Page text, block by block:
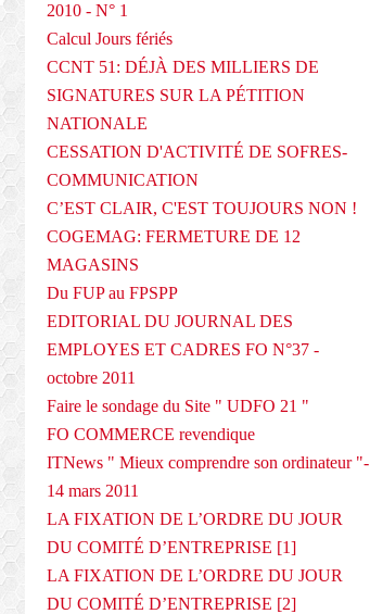
2010 - N° 1
Calcul Jours fériés
CCNT 51: DÉJÀ DES MILLIERS DE
SIGNATURES SUR LA PÉTITION
NATIONALE
CESSATION D'ACTIVITÉ DE SOFRES-
COMMUNICATION
C’EST CLAIR, C'EST TOUJOURS NON !
COGEMAG: FERMETURE DE 12
MAGASINS
Du FUP au FPSPP
EDITORIAL DU JOURNAL DES
EMPLOYES ET CADRES FO N°37 -
octobre 2011
Faire le sondage du Site " UDFO 21 "
FO COMMERCE revendique
ITNews " Mieux comprendre son ordinateur "-
14 mars 2011
LA FIXATION DE L’ORDRE DU JOUR
DU COMITÉ D’ENTREPRISE [1]
LA FIXATION DE L’ORDRE DU JOUR
DU COMITÉ D’ENTREPRISE [2]